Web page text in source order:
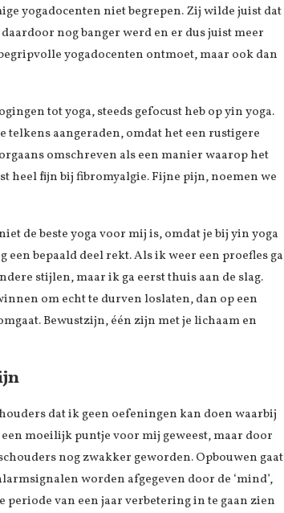
yogadocenten niet begrepen. Zij wilde juist dat
nog banger werd en er dus juist meer
yogadocenten ontmoet, maar ook dan
tot yoga, steeds gefocust heb op yin yoga.
aangeraden, omdat het een rustigere
omschreven als een manier waarop het
heel fijn bij fibromyalgie. Fijne pijn, noemen we
de beste yoga voor mij is, omdat je bij yin yoga
bepaald deel rekt. Als ik weer een proefles ga
stijlen, maar ik ga eerst thuis aan de slag.
om echt te durven loslaten, dan op een
Bewustzijn, één zijn met je lichaam en
dat ik geen oefeningen kan doen waarbij
moeilijk puntje voor mij geweest, maar door
nog zwakker geworden. Opbouwen gaat
worden afgegeven door de ‘mind’,
van een jaar verbetering in te gaan zien